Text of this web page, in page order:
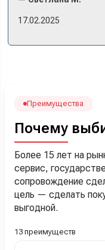
примериться. Нам
же день купили
менеджеру Сергею,
17.02.2025
Преимущества
Почему
Более 15 лет на
сервис,
сопровождение
цель — сделать
выгодной.
13 преимуществ